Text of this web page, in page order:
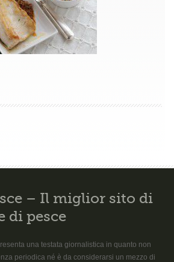
Secondi
del
Trentino
– Il miglior sito di
di pesce
una testata giornalistica in quanto non
periodica né è da considerarsi un mezzo di